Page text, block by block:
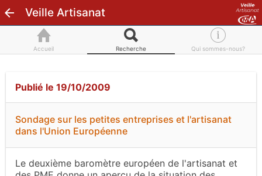
Veille Artisanat
Accueil Recherche Qui sommes-nous?
Publié le 19/10/2009
Sondage sur les petites entreprises et l'artisanat
dans l'Union Européenne
Le deuxième baromètre européen de l'artisanat et